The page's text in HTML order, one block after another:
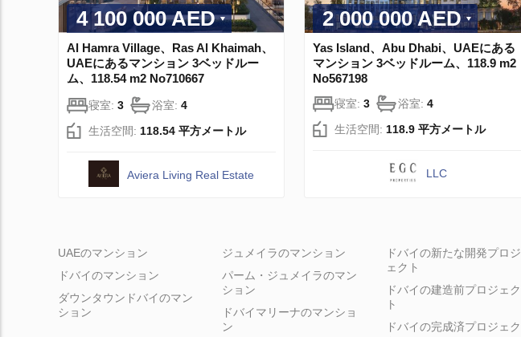
4 100 000 AED
Al Hamra Village、Ras Al Khaimah、
UAEにあるマンション 3ベッドルー
ム、118.54 m2 No710667
寝室: 3 浴室: 4
生活空間: 118.54 平方メートル
Aviera Living Real Estate
2 000 000 AED
Yas Island、Abu Dhabi、UAEにある
マンション 3ベッドルーム、118.9 m2
No567198
寝室: 3 浴室: 4
生活空間: 118.9 平方メートル
LLC
UAEのマンション
ドバイのマンション
ダウンタウンドバイのマン
ション
ジュメイラのマンション
パーム・ジュメイラのマン
ション
ドバイマリーナのマンショ
ン
ドバイの新たな開発プロジ
ェクト
ドバイの建造前プロジェク
ト
ドバイの完成済プロジェク